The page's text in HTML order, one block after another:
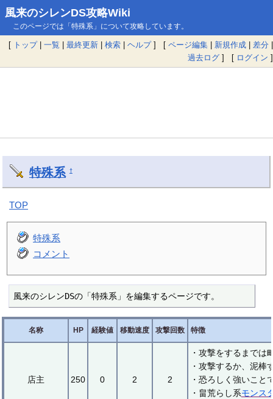
風来のシレンDS攻略Wiki
このページでは「特殊系」について攻略しています。
[ トップ| 一覧 | 最終更新 | 検索 | ヘルプ] [ ページ編集 | 新規作成 | 差分 |
過去ログ ] [ ログイン ]
特殊系 †
TOP
特殊系
コメント
風来のシレンDSの「特殊系」を編集するページです。
名称 HP 経験値 移動速度 攻撃回数 特徴
店主 250 0 2 2
・攻撃をするまでは
・攻撃するか、泥棒
・恐ろしく強いこ
・畠荒らし系モンス